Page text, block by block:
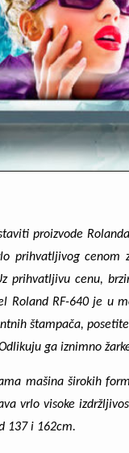
proizvode
prihvatljivog cenom
prihvatljivu cenu,
Roland RF-640je u
štampača,
ga iznimno
mašina širokih
vrlo visoke
137 i 162cm.